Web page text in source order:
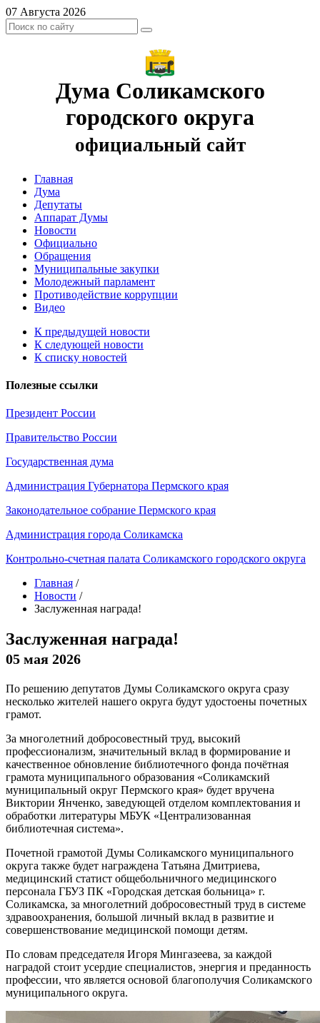
07 Августа 2026
Дума Соликамского
городского округа
официальный сайт
Главная
Дума
Депутаты
Аппарат Думы
Новости
Официально
Обращения
Муниципальные закупки
Молодежный парламент
Противодействие коррупции
Видео
К предыдущей новости
К следующей новости
К списку новостей
Полезные ссылки
Президент России
Правительство России
Государственная дума
Администрация Губернатора Пермского края
Законодательное собрание Пермского края
Администрация города Соликамска
Контрольно-счетная палата Соликамского городского округа
Главная /
Новости /
Заслуженная награда!
Заслуженная награда!
05 мая 2026
По решению депутатов Думы Соликамского округа сразу
несколько жителей нашего округа будут удостоены почетных
грамот.
За многолетний добросовестный труд, высокий
профессионализм, значительный вклад в формирование и
качественное обновление библиотечного фонда почётная
грамота муниципального образования «Соликамский
муниципальный округ Пермского края» будет вручена
Виктории Янченко, заведующей отделом комплектования и
обработки литературы МБУК «Централизованная
библиотечная система».
Почетной грамотой Думы Соликамского муниципального
округа также будет награждена Татьяна Дмитриева,
медицинский статист общебольничного медицинского
персонала ГБУЗ ПК «Городская детская больница» г.
Соликамска, за многолетний добросовестный труд в системе
здравоохранения, большой личный вклад в развитие и
совершенствование медицинской помощи детям.
По словам председателя Игоря Мингазеева, за каждой
наградой стоит усердие специалистов, энергия и преданность
профессии, что является основой благополучия Соликамского
муниципального округа.